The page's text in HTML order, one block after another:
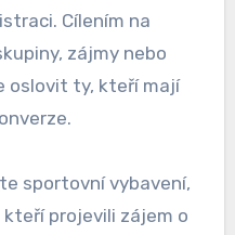
Cílením na
zájmy nebo
oslovit ty, kteří mají
sportovní vybavení,
projevili zájem o